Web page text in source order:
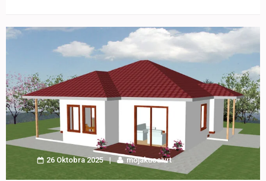
26 Oktobra 2025 mojakucaivrt